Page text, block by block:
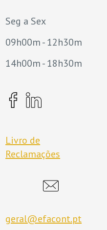
Seg a Sex
09h00m - 12h30m
14h00m - 18h30m
Livro de
Reclamações
geral@efacont.pt